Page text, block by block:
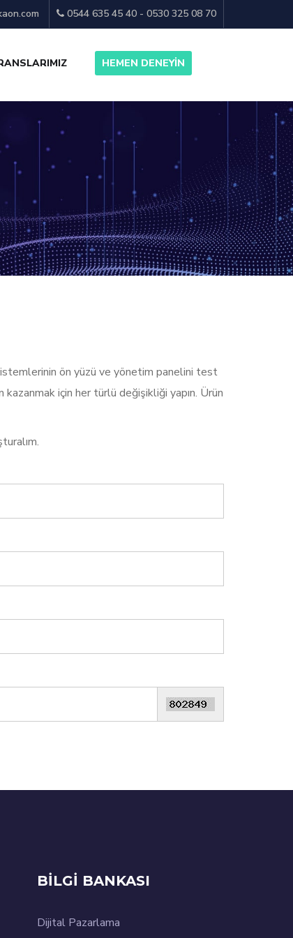
0544 635 45 40 - 0530 325 08 70
HEMEN DENEYİN
ön yüzü ve yönetim panelini test
için her türlü değişikliği yapın. Ürün
BİLGİ BANKASI
Dijital Pazarlama